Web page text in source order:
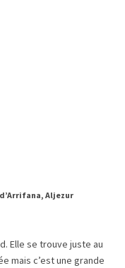
Aljezur
Elle se trouve juste au
mais c’est une grande